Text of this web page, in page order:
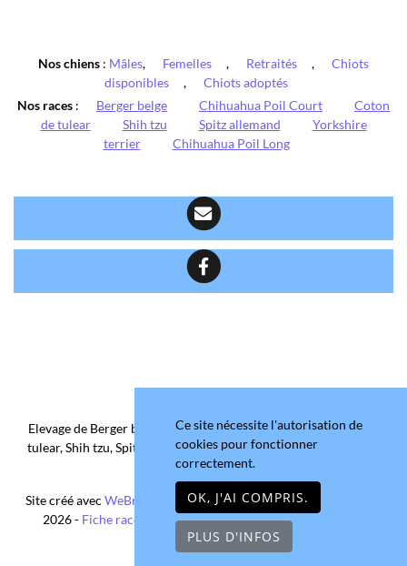
Nos chiens : Mâles, Femelles , Retraités ,
Chiots
disponibles
,
Chiots adoptés
Nos races : Berger belge Chihuahua Poil Court
Coton
de tulear
Shih tzu Spitz allemand
Yorkshire
terrier
Chihuahua Poil Long
Elevage de Berger belge, Chihuahua Poil Court/Long, Coton de
tulear, Shih tzu, Spitz allemand et Yorkshire terrier depuis 2006
situé en Maine-et-Loire
Site créé avec WeBreed
- Copyright© Domaine de la Chantelaie
2026 - Fiche race Chihuahua Poil Long-Mentions légales
Ce site nécessite l'autorisation de
cookies pour fonctionner
correctement.
OK, J'AI COMPRIS.
PLUS D'INFOS